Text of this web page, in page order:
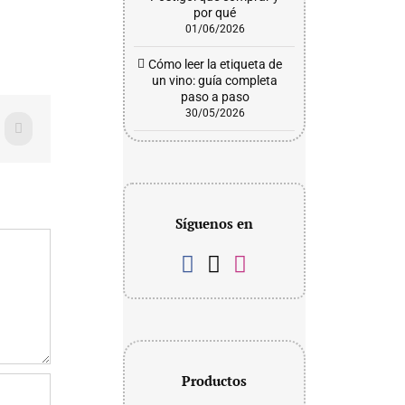
WhatsApp
por qué
01/06/2026
Cómo leer la etiqueta de
un vino: guía completa
paso a paso
30/05/2026
Síguenos en
Productos